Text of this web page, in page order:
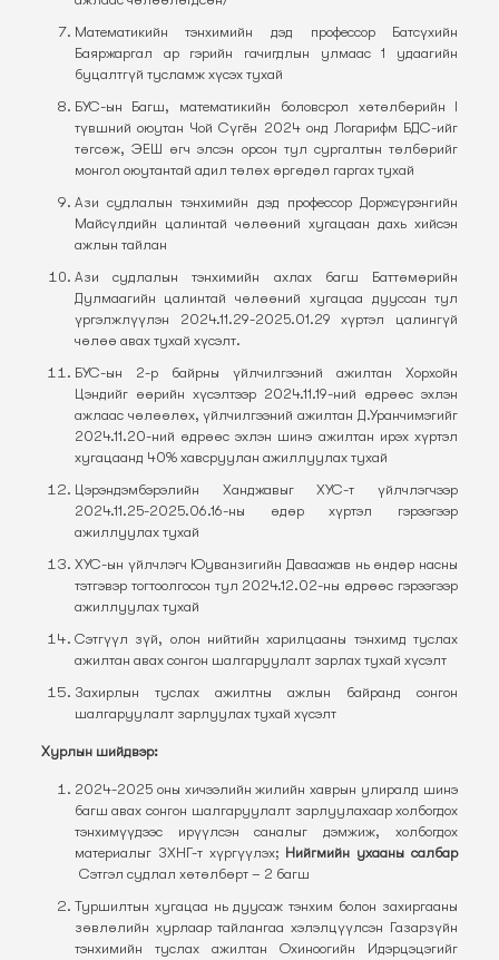
Математикийн тэнхимийн дэд профессор Батсүхийн
Баяржаргал ар гэрийн гачигдлын улмаас 1 удаагийн
буцалтгүй тусламж хүсэх тухай
БУС-ын Багш, математикийн боловсрол хөтөлбөрийн I
түвшний оюутан Чой Сүгён 2024 онд Логарифм БДС-ийг
төгсөж, ЭЕШ өгч элсэн орсон тул сургалтын төлбөрийг
монгол оюутантай адил төлөх өргөдөл гаргах тухай
Ази судлалын тэнхимийн дэд профессор Доржсүрэнгийн
Майсүлдийн цалинтай чөлөөний хугацаан дахь хийсэн
ажлын тайлан
Ази судлалын тэнхимийн ахлах багш Баттөмөрийн
Дулмаагийн цалинтай чөлөөний хугацаа дууссан тул
үргэлжлүүлэн 2024.11.29-2025.01.29 хүртэл цалингүй
чөлөө авах тухай хүсэлт.
БУС-ын 2-р байрны үйлчилгээний ажилтан Хорхойн
Цэндийг өөрийн хүсэлтээр 2024.11.19-ний өдрөөс эхлэн
ажлаас чөлөөлөх, үйлчилгээний ажилтан Д.Уранчимэгийг
2024.11.20-ний өдрөөс эхлэн шинэ ажилтан ирэх хүртэл
хугацаанд 40% хавсруулан ажиллуулах тухай
Цэрэндэмбэрэлийн Ханджавыг ХУС-т үйлчлэгчээр
2024.11.25-2025.06.16-ны өдөр хүртэл гэрээгээр
ажиллуулах тухай
ХУС-ын үйлчлэгч Юуванзигийн Даваажав нь өндөр насны
тэтгэвэр тогтоолгосон тул 2024.12.02-ны өдрөөс гэрээгээр
ажиллуулах тухай
Сэтгүүл зүй, олон нийтийн харилцааны тэнхимд туслах
ажилтан авах сонгон шалгаруулалт зарлах тухай хүсэлт
Захирлын туслах ажилтны ажлын байранд сонгон
шалгаруулалт зарлуулах тухай хүсэлт
Хурлын шийдвэр:
2024-2025 оны хичээлийн жилийн хаврын улиралд шинэ
багш авах сонгон шалгаруулалт зарлуулахаар холбогдох
тэнхимүүдээс ирүүлсэн саналыг дэмжиж, холбогдох
материалыг ЗХНГ-т хүргүүлэх; Нийгмийн ухааны салбар
Сэтгэл судлал хөтөлбөрт – 2 багш
Туршилтын хугацаа нь дуусаж тэнхим болон захиргааны
зөвлөлийн хурлаар тайлангаа хэлэлцүүлсэн Газарзүйн
тэнхимийн туслах ажилтан Охиноогийн Идэрцэцэгийг